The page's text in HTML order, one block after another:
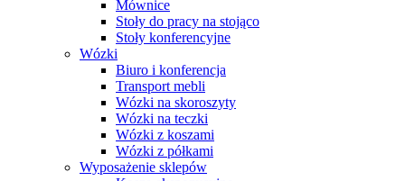
Mównice
Stoły do pracy na stojąco
Stoły konferencyjne
Wózki
Biuro i konferencja
Transport mebli
Wózki na skoroszyty
Wózki na teczki
Wózki z koszami
Wózki z półkami
Wyposażenie sklepów